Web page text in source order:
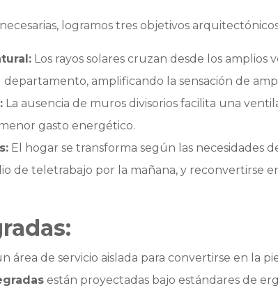
logramos tres objetivos
Los rayos solares cruzan desde los amplios
amplificando la sensación de
La ausencia de muros divisorios facilita una
gasto energético.
El hogar se transforma según las necesidades
de teletrabajo por la mañana, y reconvertirse
área de servicio aislada para convertirse en la
están proyectadas bajo estándares de